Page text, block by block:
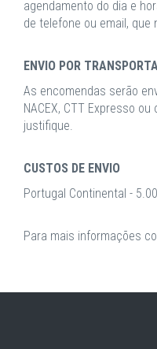
agendamento do dia e
de telefone ou email,
ENVIO POR
As encomendas serão
NACEX, CTT Expresso
justifique.
CUSTOS DE ENVIO
Portugal Continental -
Para mais informações